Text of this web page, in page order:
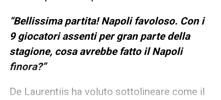
“Bellissima partita! Napoli favoloso. Con i
9 giocatori assenti per gran parte della
stagione, cosa avrebbe fatto il Napoli
finora?”
De Laurentiis ha voluto sottolineare come il